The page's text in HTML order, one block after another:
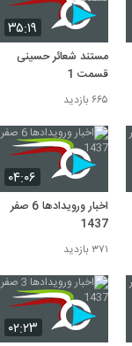
۳۵:۱۹
مستند شعائر حسینی
قسمت 1
۶۶۵ بازدید
۰۴:۰۶
اخبار ورویدادها 6 صفر
1437
۳۷۱ بازدید
۰۲:۲۳